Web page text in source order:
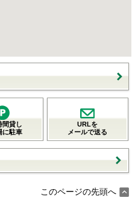
間貸し
に駐車
URLを
メールで送る
このページの先頭へ